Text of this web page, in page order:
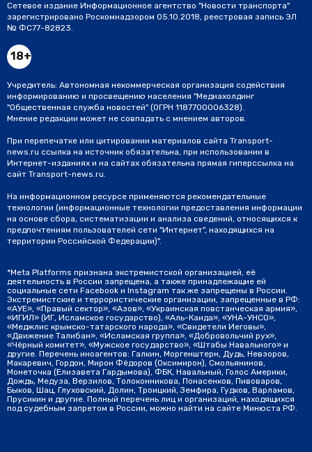
Сетевое издание Информационное агентство "Новости транспорта"
зарегистрировано Роскомнадзором 05.10.2018, реестровая запись ЭЛ
№ ФС77-82823.
18+
Учредитель: Автономная некоммерческая организация содействия
информированию и просвещению населения "Медиахолдинг
"Общественная служба новостей" (ОГРН 1187700006328).
Мнение редакции может не совпадать с мнением авторов.
При перепечатке или цитировании материалов сайта Transport-
news.ru ссылка на источник обязательна, при использовании в
Интернет-изданиях и на сайтах обязательна прямая гиперссылка на
сайт Transport-news.ru.
На информационном ресурсе применяются рекомендательные
технологии (информационные технологии предоставления информации
на основе сбора, систематизации и анализа сведений, относящихся к
предпочтениям пользователей сети "Интернет", находящихся на
территории Российской Федерации)".
*Meta Platforms признана экстремистской организацией, её
деятельность в России запрещена, а также принадлежащие ей
социальные сети Facebook и Instagram так же запрещены в России.
Экстремистские и террористические организации, запрещенные в РФ:
«АУЕ», «Правый сектор», «Азов», «Украинская повстанческая армия»,
«ИГИЛ» (ИГ, Исламское государство), «Аль-Каида», «УНА-УНСО»,
«Меджлис крымско-татарского народа», «Свидетели Иеговы»,
«Движение Талибан», «Исламская группа», «Добровольчий рух»,
«Чёрный комитет», «Мужское государство», «Штабы Навального» и
другие. Перечень иноагентов: Галкин, Моргенштерн, Дудь, Невзоров,
Макаревич, Гордон, Мирон Фёдоров (Оксимирон), Смольянинов,
Монеточка (Елизавета Гардымова), ФБК, Навальный, Голос Америки,
Дождь, Медуза, Верзилов, Толоконникова, Понасенков, Пивоваров,
Быков, Шац, Глуховский, Долин, Троицкий, Земфира, Гудков, Варламов,
Прусикин и другие. Полный перечень лиц и организаций, находящихся
под судебным запретом в России, можно найти на сайте Минюста РФ.